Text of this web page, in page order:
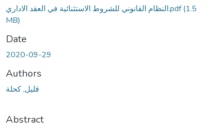
النظام القانوني للشروط الاستثنائية في العقد الاداري.pdf(1.5
MB)
Date
2020-09-29
Authors
قليل, كحلة
Abstract